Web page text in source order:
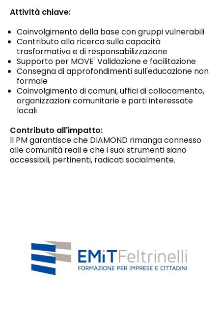
Attività chiave:
Coinvolgimento della base con gruppi vulnerabili
Contributo alla ricerca sulla capacità
trasformativa e di responsabilizzazione
Supporto per MOVEE Validazione e facilitazione
Consegna di approfondimenti sull'educazione non
formale
Coinvolgimento di comuni, uffici di collocamento,
organizzazioni comunitarie e parti interessate
locali
Contributo all'impatto:
Il PM garantisce che DIAMOND rimanga connesso
alle comunità reali e che i suoi strumenti siano
accessibili, pertinenti, radicati socialmente.